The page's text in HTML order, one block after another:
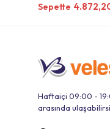
Sepette
Haftaiçi 09:00 -
arasında